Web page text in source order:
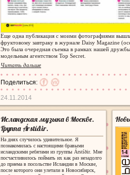
Еще одна публикация с моими фотографиями
фруктовому завтраку в журнале Daisy Magazine
Это была очередная съемка в рамках нашей
модельным агентством Top Secret.
Читать дальше
Поделиться:
24.11.2014
Исландская музыка в Москве.
Группа Árstíðir.
На днях случилось удивительное. Я
познакомилась с настоящими бравыми
исландскими ребятами из группы Árstíðir. Мне
посчастливилось поймать их как раз незадолго
до приема в посольстве Исландии в Москве,
после которого они улетали в Новосибирск,